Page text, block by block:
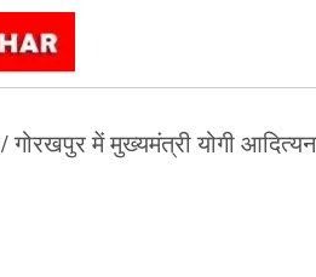
Bihar
/गोरखपुर में मुख्यमंत्री योगी